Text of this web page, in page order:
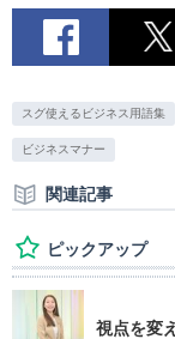
スグ使えるビジネス用語集
ビジネスマナー
関連記事
ピックアップ
視点を変